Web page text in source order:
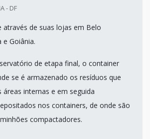
- DF
através de suas lojas em Belo
e Goiânia.
de etapa final, o container
se é armazenado os resíduos que
áreas internas e em seguida
nos containers, de onde são
compactadores.